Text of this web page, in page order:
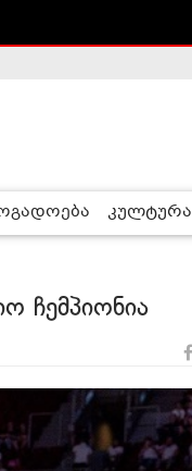
კულტურა
ჩემპიონია